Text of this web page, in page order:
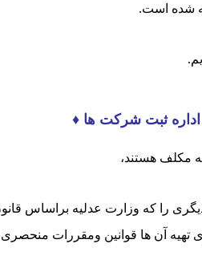
شده است.
ثبت شرکت ها ♦
دیگری را که وزارت عدلیه براساس
تهیه آن ها قوانین ومقررات